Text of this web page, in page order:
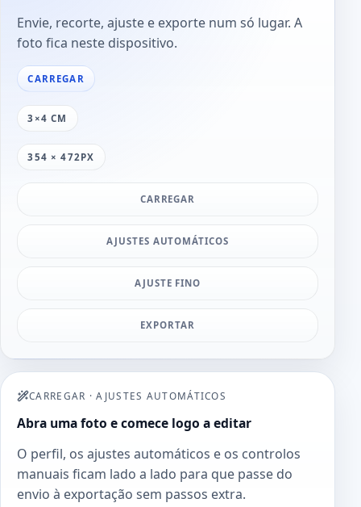
Envie, recorte, ajuste e exporte num só lugar. A
foto fica neste dispositivo.
CARREGAR
3×4 CM
354 × 472PX
CARREGAR
AJUSTES AUTOMÁTICOS
AJUSTE FINO
EXPORTAR
CARREGAR ·AJUSTES AUTOMÁTICOS
Abra uma foto e comece logo a editar
O perfil, os ajustes automáticos e os controlos
manuais ficam lado a lado para que passe do
envio à exportação sem passos extra.